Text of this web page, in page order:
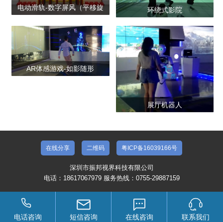
电动滑轨-数字屏风（平移旋
环绕式影院
AR体感游戏-如影随形
展厅机器人
在线分享 二维码 粤ICP备16039166号
深圳市振邦视界科技有限公司
电话：18617067979 服务热线：0755-29887159
电话咨询 短信咨询 在线咨询 联系我们